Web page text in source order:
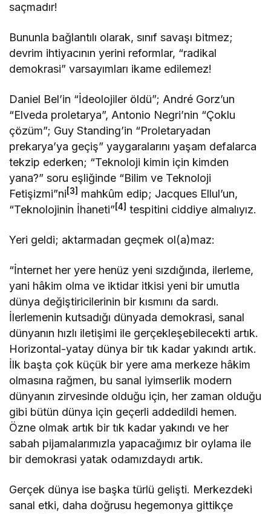
saçmadır!
Bununla bağlantılı olarak, sınıf savaşı bitmez;
devrim ihtiyacının yerini reformlar, “radikal
demokrasi” varsayımları ikame edilemez!
Daniel Bel’in “İdeolojiler öldü”; André Gorz’un
“Elveda proletarya”, Antonio Negri’nin “Çoklu
çözüm”; Guy Standing’in “Proletaryadan
prekarya’ya geçiş” yaygaralarını yaşam defalarca
tekzip ederken; “Teknoloji kimin için kimden
yana?” soru eşliğinde “Bilim ve Teknoloji
Fetişizmi”ni[3] mahkûm edip; Jacques Ellul’un,
“Teknolojinin İhaneti”[4] tespitini ciddiye almalıyız.
Yeri geldi; aktarmadan geçmek ol(a)maz:
“İnternet her yere henüz yeni sızdığında, ilerleme,
yani hâkim olma ve iktidar itkisi yeni bir umutla
dünya değiştiricilerinin bir kısmını da sardı.
İlerlemenin kutsadığı dünyada demokrasi, sanal
dünyanın hızlı iletişimi ile gerçekleşebilecekti artık.
Horizontal-yatay dünya bir tık kadar yakındı artık.
İlk başta çok küçük bir yere ama merkeze hâkim
olmasına rağmen, bu sanal iyimserlik modern
dünyanın zirvesinde olduğu için, her zaman olduğu
gibi bütün dünya için geçerli addedildi hemen.
Özne olmak artık bir tık kadar yakındı ve her
sabah pijamalarımızla yapacağımız bir oylama ile
bir demokrasi yatak odamızdaydı artık.
Gerçek dünya ise başka türlü gelişti. Merkezdeki
sanal etki, daha doğrusu hegemonya gittikçe